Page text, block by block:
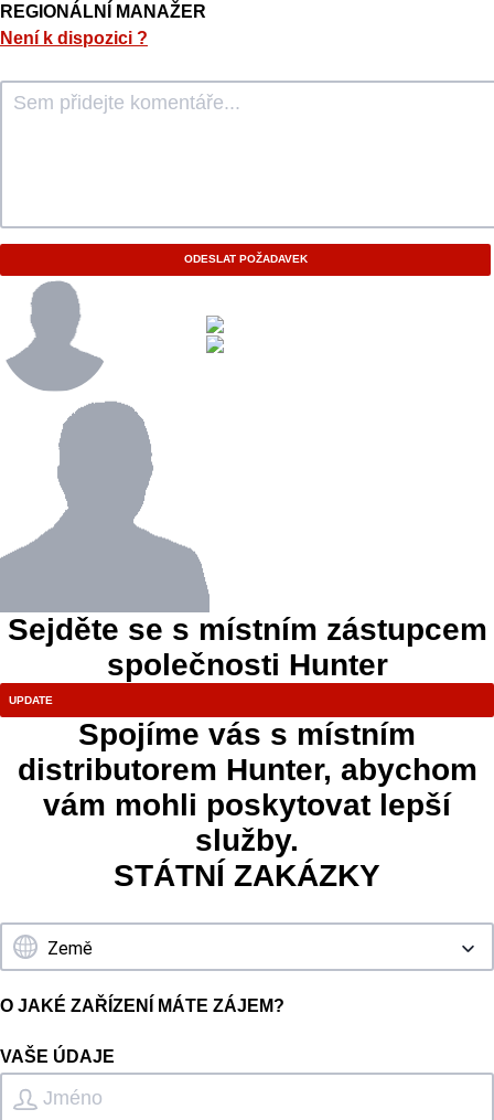
REGIONÁLNÍ MANAŽER
Není k dispozici ?
ODESLAT POŽADAVEK
Sejděte se s místním zástupcem
společnosti Hunter
Spojíme vás s místním
distributorem Hunter, abychom
vám mohli poskytovat lepší
služby.
STÁTNÍ ZAKÁZKY
O JAKÉ ZAŘÍZENÍ MÁTE ZÁJEM?
VAŠE ÚDAJE